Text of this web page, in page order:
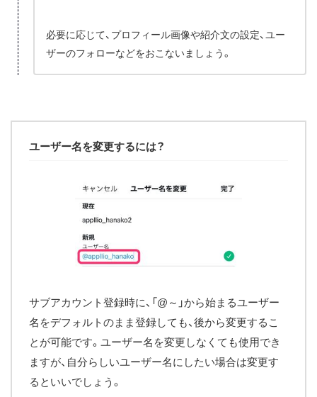
必要に応じて、プロフィール画像や紹介文の設定、ユー
ザーのフォローなどをおこないましょう。
ユーザー名を変更するには？
サブアカウント登録時に、「@～」から始まるユーザー
名をデフォルトのまま登録しても、後から変更するこ
とが可能です。ユーザー名を変更しなくても使用でき
ますが、自分らしいユーザー名にしたい場合は変更す
るといいでしょう。